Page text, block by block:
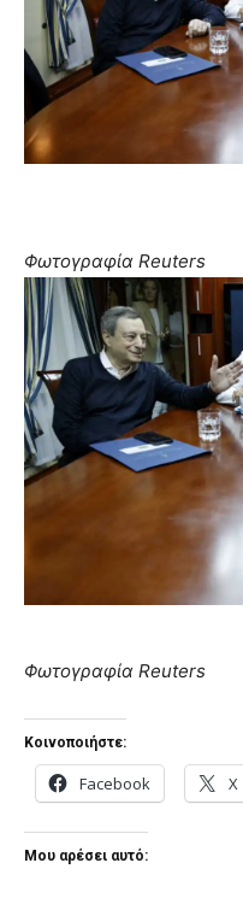
Φωτογραφία Reuters
Φωτογραφία Reuters
Κοινοποιήστε:
Facebook X
Μου αρέσει αυτό: